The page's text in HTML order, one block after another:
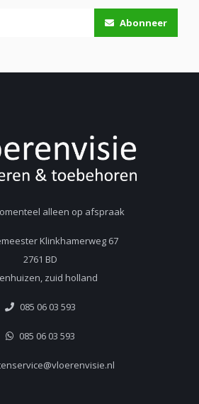
Abonneer
alleen op afspraak
Klinkhamerweg 67
2761 BD
zuid holland
085 06 03 593
085 06 03 593